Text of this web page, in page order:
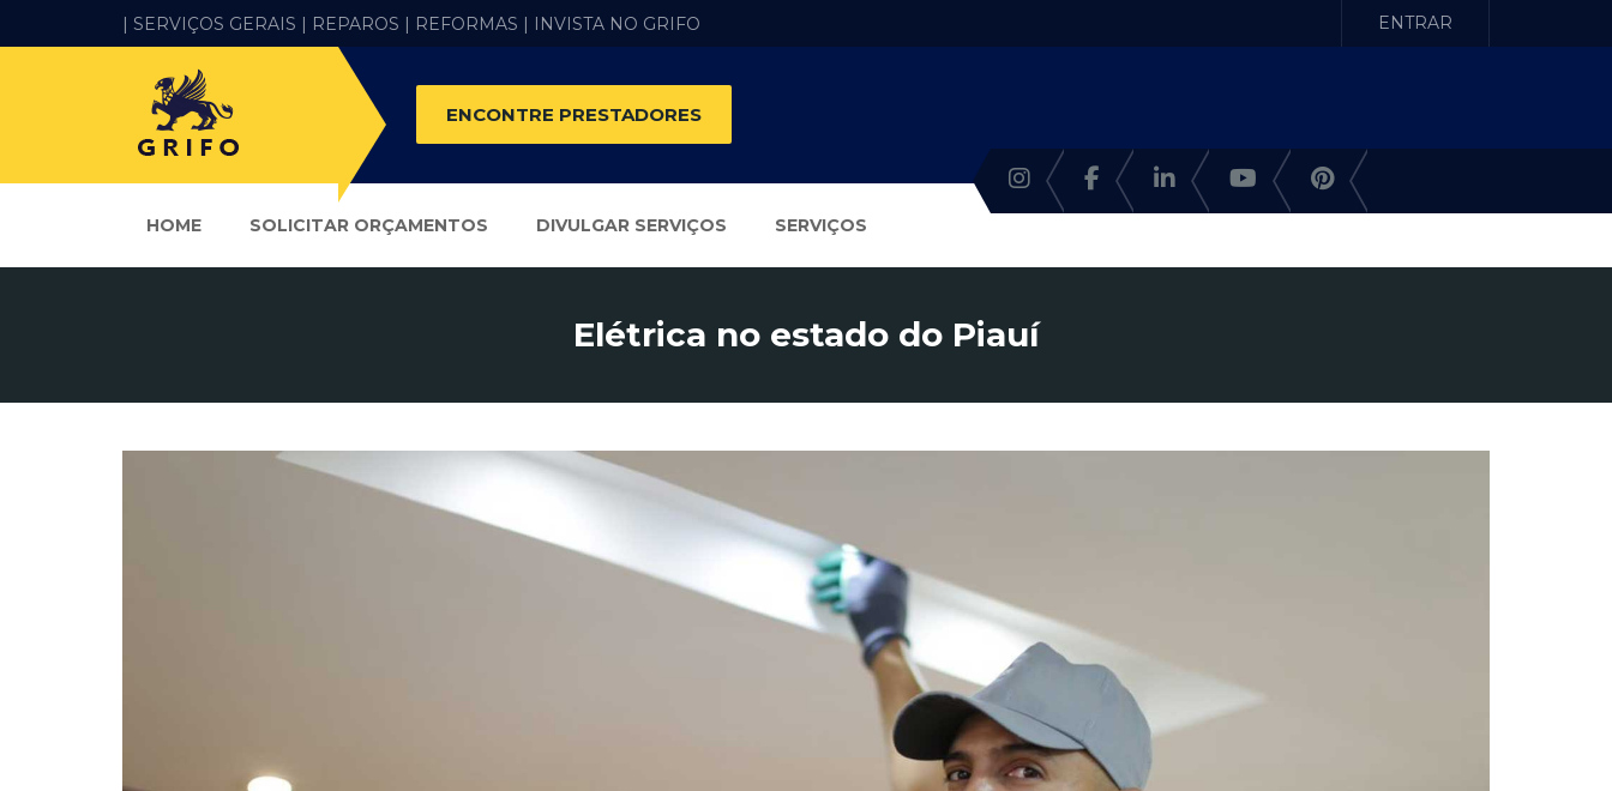
| SERVIÇOS GERAIS | REPAROS | REFORMAS | INVISTA NO GRIFO ENTRAR
ENCONTRE PRESTADORES
HOME SOLICITAR ORÇAMENTOS DIVULGAR SERVIÇOS SERVIÇOS
Elétrica no estado do Piauí